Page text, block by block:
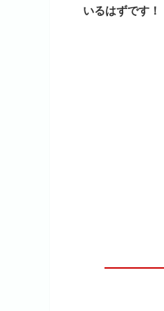
いるはずです！